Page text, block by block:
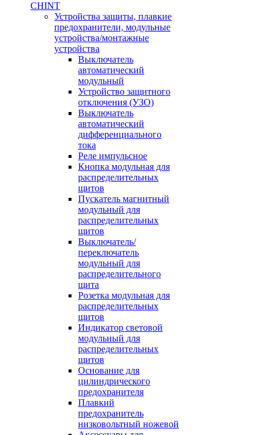
CHINT
Устройства защиты, плавкие
предохранители, модульные
устройства/монтажные
устройства
Выключатель
автоматический
модульный
Устройство защитного
отключения (УЗО)
Выключатель
автоматический
дифференциального
тока
Реле импульсное
Кнопка модульная для
распределительных
щитов
Пускатель магнитный
модульный для
распределительных
щитов
Выключатель/
переключатель
модульный для
распределительного
щита
Розетка модульная для
распределительных
щитов
Индикатор световой
модульный для
распределительных
щитов
Основание для
цилиндрического
предохранителя
Плавкий
предохранитель
низковольтный ножевой